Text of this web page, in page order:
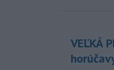
VEĽKÁ